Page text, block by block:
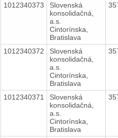
1012340373
Slovenská
konsolidačná,
a.s.
Cintorínska,
Bratislava
1012340372
Slovenská
konsolidačná,
a.s.
Cintorínska,
Bratislava
1012340371
Slovenská
konsolidačná,
a.s.
Cintorínska,
Bratislava